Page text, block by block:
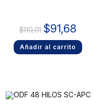
$110,01 $91,68
Añadir al carrito